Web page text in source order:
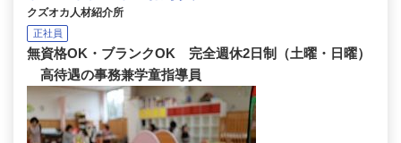
クズオカ人材紹介所
正社員
無資格OK・ブランクOK 完全週休2日制（土曜・日曜）
高待遇の事務兼学童指導員